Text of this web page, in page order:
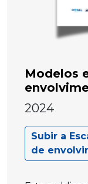
Modelos
2024
Subir a
de